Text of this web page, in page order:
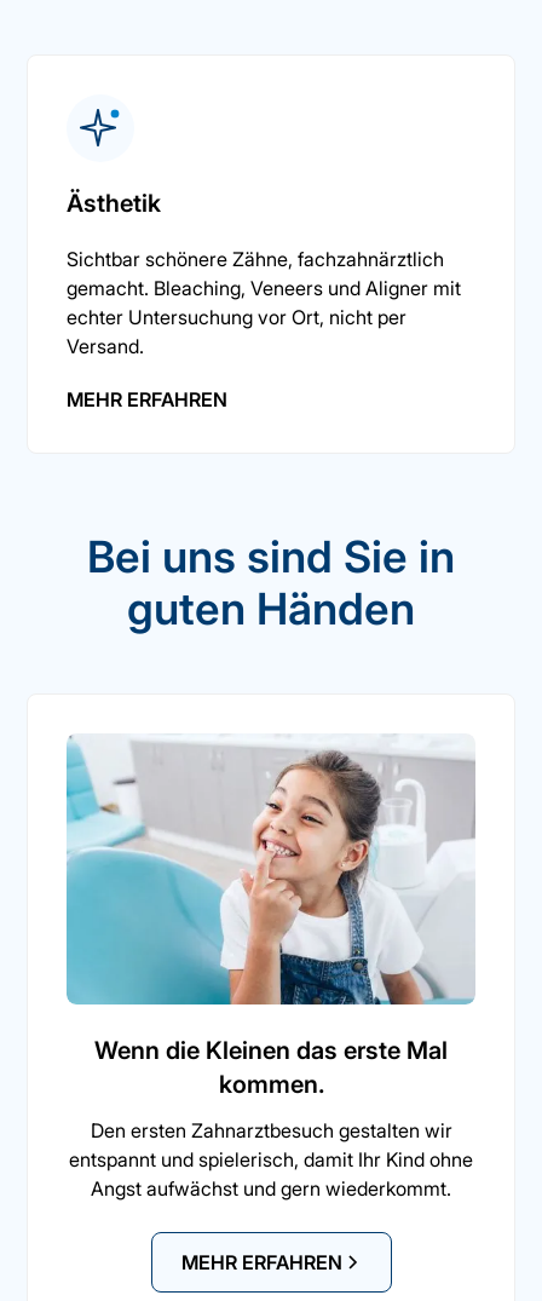
Ästhetik
Sichtbar schönere Zähne, fachzahnärztlich
gemacht. Bleaching, Veneers und Aligner mit
echter Untersuchung vor Ort, nicht per
Versand.
MEHR ERFAHREN
Bei uns sind Sie in
guten Händen
Wenn die Kleinen das erste Mal
kommen.
Den ersten Zahnarztbesuch gestalten wir
entspannt und spielerisch, damit Ihr Kind ohne
Angst aufwächst und gern wiederkommt.
MEHR ERFAHREN